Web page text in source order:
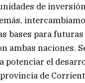
de
bases para
ambas naciones.
potenciar el
de